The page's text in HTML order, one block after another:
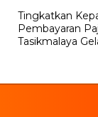
Tingkatkan
Pembayaran
Tasikmalaya